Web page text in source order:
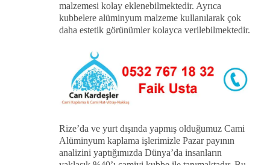
malzemesi kolay eklenebilmektedir. Ayrıca
kubbelere alüminyum malzeme kullanılarak çok
daha estetik görünümler kolayca verilebilmektedir.
Rize’da ve yurt dışında yapmış olduğumuz Cami
Alüminyum kaplama işlerimizle Pazar payının
analizini yaptığımızda Dünya’da insanların